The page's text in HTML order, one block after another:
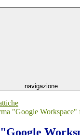
navigazione
"Google Workspace"